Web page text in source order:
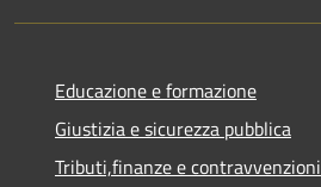
Educazione e formazione
Giustizia e sicurezza pubblica
Tributi,finanze e contravvenzioni